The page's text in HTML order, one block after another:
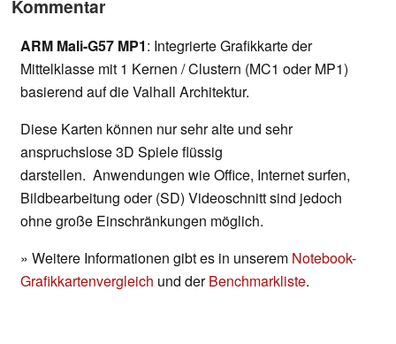
Kommentar
ARM Mali-G57 MP1: Integrierte Grafikkarte der
Mittelklasse mit 1 Kernen / Clustern (MC1 oder MP1)
basierend auf die Valhall Architektur.
Diese Karten können nur sehr alte und sehr
anspruchslose 3D Spiele flüssig
darstellen. Anwendungen wie Office, Internet surfen,
Bildbearbeitung oder (SD) Videoschnitt sind jedoch
ohne große Einschränkungen möglich.
» Weitere Informationen gibt es in unserem Notebook-
Grafikkartenvergleich und derBenchmarkliste.